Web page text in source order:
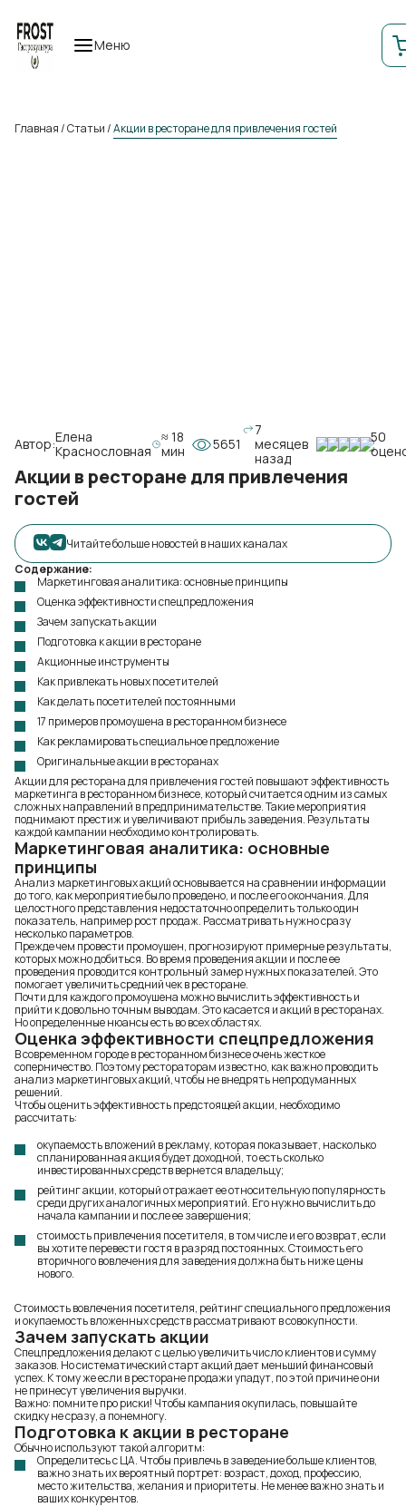
Меню
Главная/Статьи/Акции в ресторане для привлечения гостей
Автор:Елена
Краснословная
≈ 18
мин
5651
7
месяцев
назад
50
Акции в ресторане для привлечения
гостей
Читайте больше новостей в наших каналах
Содержание:
Маркетинговая аналитика: основные принципы
Оценка эффективности спецпредложения
Зачем запускать акции
Подготовка к акции в ресторане
Акционные инструменты
Как привлекать новых посетителей
Как делать посетителей постоянными
17 примеров промоушена в ресторанном бизнесе
Как рекламировать специальное предложение
Оригинальные акции в ресторанах
Акции для ресторана для привлечения гостей повышают эффективность
маркетинга в ресторанном бизнесе, который считается одним из самых
сложных направлений в предпринимательстве. Такие мероприятия
поднимают престиж и увеличивают прибыль заведения. Результаты
каждой кампании необходимо контролировать.
Маркетинговая аналитика: основные
принципы
Анализ маркетинговых акций основывается на сравнении информации
до того, как мероприятие было проведено, и после его окончания. Для
целостного представления недостаточно определить только один
показатель, например рост продаж. Рассматривать нужно сразу
несколько параметров.
Прежде чем провести промоушен, прогнозируют примерные результаты,
которых можно добиться. Во время проведения акции и после ее
проведения проводится контрольный замер нужных показателей. Это
помогает увеличить средний чек в ресторане.
Почти для каждого промоушена можно вычислить эффективность и
прийти к довольно точным выводам. Это касается и акций в ресторанах.
Но определенные нюансы есть во всех областях.
Оценка эффективности спецпредложения
В современном городе в ресторанном бизнесе очень жесткое
соперничество. Поэтому рестораторам известно, как важно проводить
анализ маркетинговых акций, чтобы не внедрять непродуманных
решений.
Чтобы оценить эффективность предстоящей акции, необходимо
рассчитать:
окупаемость вложений в рекламу, которая показывает, насколько
спланированная акция будет доходной, то есть сколько
инвестированных средств вернется владельцу;
рейтинг акции, который отражает ее относительную популярность
среди других аналогичных мероприятий. Его нужно вычислить до
начала кампании и после ее завершения;
стоимость привлечения посетителя, в том числе и его возврат, если
вы хотите перевести гостя в разряд постоянных. Стоимость его
вторичного вовлечения для заведения должна быть ниже цены
нового.
Стоимость вовлечения посетителя, рейтинг специального предложения
и окупаемость вложенных средств рассматривают в совокупности.
Зачем запускать акции
Спецпредложения делают с целью увеличить число клиентов и сумму
заказов. Но систематический старт акций дает меньший финансовый
успех. К тому же если в ресторане продажи упадут, по этой причине они
не принесут увеличения выручки.
Важно: помните про риски! Чтобы кампания окупилась, повышайте
скидку не сразу, а понемногу.
Подготовка к акции в ресторане
Обычно используют такой алгоритм:
Определитесь с ЦА. Чтобы привлечь в заведение больше клиентов,
важно знать их вероятный портрет: возраст, доход, профессию,
место жительства, желания и приоритеты. Не менее важно знать и
ваших конкурентов.